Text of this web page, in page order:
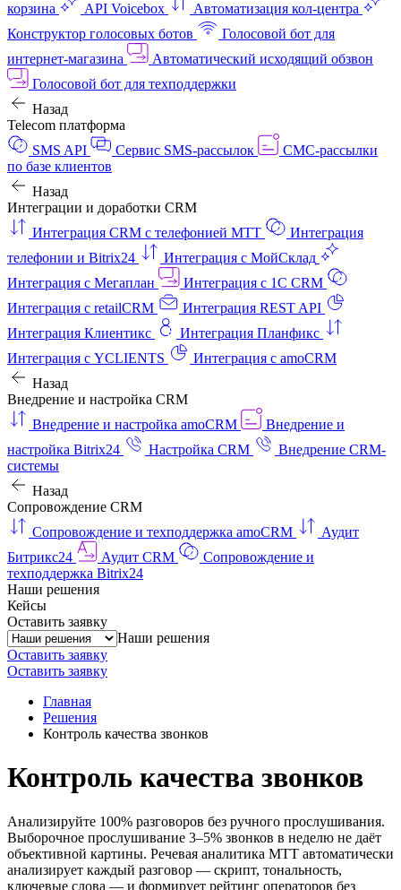
корзина
API Voicebox
Автоматизация кол‑центра
Конструктор голосовых ботов
Голосовой бот для
интернет‑магазина
Автоматический исходящий обзвон
Голосовой бот для техподдержки
Назад
Telecom платформа
SMS API
Сервис SMS-рассылок
СМС-рассылки
по базе клиентов
Назад
Интеграции и доработки CRM
Интеграция CRM с телефонией МТТ
Интеграция
телефонии и Bitrix24
Интеграция с МойСклад
Интеграция с Мегаплан
Интеграция с 1C CRM
Интеграция с retailCRM
Интеграция REST API
Интеграция Клиентикс
Интеграция Планфикс
Интеграция с YCLIENTS
Интеграция с amoCRM
Назад
Внедрение и настройка CRM
Внедрение и настройка amoCRM
Внедрение и
настройка Bitrix24
Настройка CRM
Внедрение CRM-
системы
Назад
Сопровождение CRM
Сопровождение и техподдержка amoCRM
Аудит
Битрикс24
Аудит CRM
Сопровождение и
техподдержка Bitrix24
Наши решения
Кейсы
Оставить заявку
Наши решения
Оставить заявку
Оставить заявку
Главная
Решения
Контроль качества звонков
Контроль качества звонков
Анализируйте 100% разговоров без ручного прослушивания.
Выборочное прослушивание 3–5% звонков в неделю не даёт
объективной картины. Речевая аналитика МТТ автоматически
анализирует каждый разговор — скрипт, тональность,
ключевые слова — и формирует рейтинг операторов без